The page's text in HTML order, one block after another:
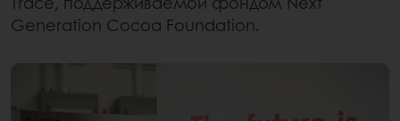
Generation Cocoa Foundation.